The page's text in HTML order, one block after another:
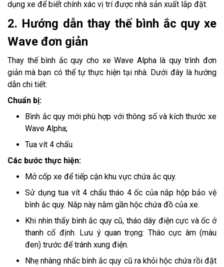
dụng xe để biết chính xác vị trí được nhà sản xuất lắp đặt.
2. Hướng dẫn thay thế bình ắc quy xe
Wave đơn giản
Thay thế bình ắc quy cho xe Wave Alpha là quy trình đơn
giản mà bạn có thể tự thực hiện tại nhà. Dưới đây là hướng
dẫn chi tiết:
Chuẩn bị:
Bình ắc quy mới phù hợp với thông số và kích thước xe
Wave Alpha;
Tua vít 4 chấu.
Các bước thực hiện:
Mở cốp xe để tiếp cận khu vực chứa ắc quy.
Sử dụng tua vít 4 chấu tháo 4 ốc của nắp hộp bảo vệ
bình ắc quy. Nắp này nằm gần hộc chứa đồ của xe.
Khi nhìn thấy bình ắc quy cũ, tháo dây điện cực và ốc ở
thanh cố định. Lưu ý quan trọng: Tháo cực âm (màu
đen) trước để tránh xung điện.
Nhẹ nhàng nhấc bình ắc quy cũ ra khỏi hộc chứa rồi đặt